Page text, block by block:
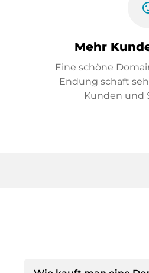
Mehr
Eine schöne
Endung schaft
Kunden und